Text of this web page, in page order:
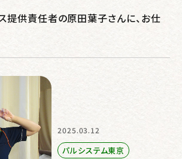
提供責任者の原田葉子さんに、お仕
パルシステム東京
2025.03.12